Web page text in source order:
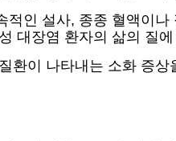
인 설사, 종종 혈액이
대장염 환자의 삶의 질
환이 나타내는 소화 증